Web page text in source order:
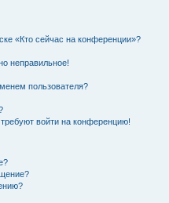
«Кто сейчас на конференции»?
неправильное!
пользователя?
войти на конференцию!